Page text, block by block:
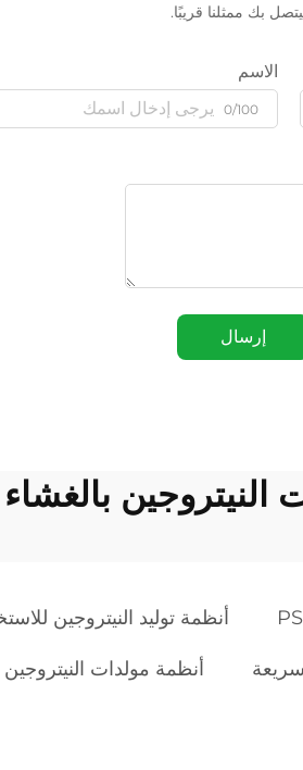
بك ممثلنا قريبًا.
الاسم
0/100
إرسال
النيتروجين بالغشاء
أنظمة توليد النيتروجين
أنظمة مولدات النيتروجين